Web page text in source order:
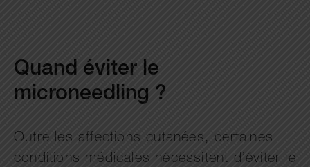
Quand éviter le
microneedling ?
Outre les affections cutanées, certaines
conditions médicales nécessitent d’éviter le